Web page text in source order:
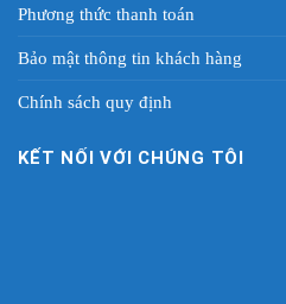
Phương thức thanh toán
Bảo mật thông tin khách hàng
Chính sách quy định
KẾT NỐI VỚI CHÚNG TÔI